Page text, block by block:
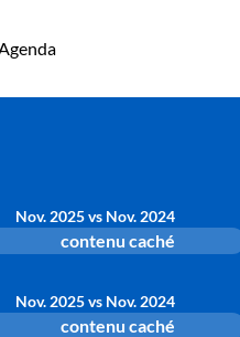
Nov. 2025 vs Nov. 2024
contenu caché
Nov. 2025 vs Nov. 2024
contenu caché